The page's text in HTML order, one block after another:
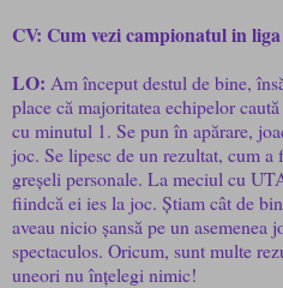
CV: Cum vezi campionatul in
LO: Am început destul de bine,
place că majoritatea echipelor
cu minutul 1. Se pun în apărare,
joc. Se lipesc de un rezultat, cum a
greșeli personale. La meciul cu
fiindcă ei ies la joc. Știam cât de
aveau nicio șansă pe un asemenea
spectaculos. Oricum, sunt multe
uneori nu înțelegi nimic!